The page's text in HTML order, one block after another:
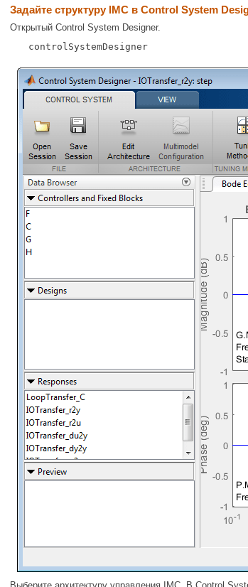
Задайте структуру IMC в Control System
Открытый Control System Designer.
controlSystemDesigner